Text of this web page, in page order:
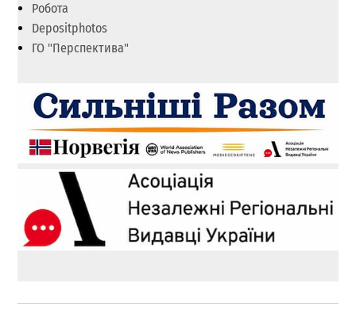
Робота
Depositphotos
ГО "Перспектива"